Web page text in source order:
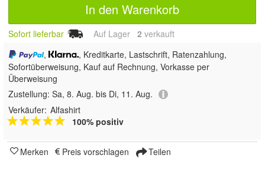
In den Warenkorb
Sofort lieferbar Auf Lager 2 verkauft
,
, Kreditkarte, Lastschrift, Ratenzahlung,
Sofortüberweisung, Kauf auf Rechnung, Vorkasse per
Überweisung
Zustellung: Sa, 8. Aug. bis Di, 11. Aug.
Verkäufer: Alfashirt
100% positiv
Merken Preis vorschlagen Teilen